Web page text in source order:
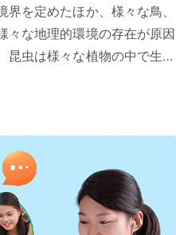
を定めたほか、様々な鳥、
々な地理的環境の存在が原因
昆虫は様々な植物の中で生活
。鳥獣の住みかは森林と山
あてどなく砂漠を徘徊して
とが本当に起きたなら、そ
した生存環境だからです。